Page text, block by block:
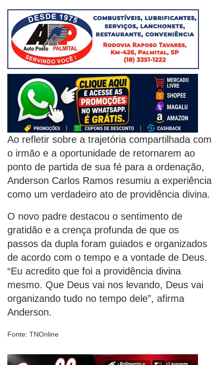
Ao refletir sobre a trajetória compartilhada com
o irmão e a oportunidade de retornarem ao
ponto de partida de sua fé para a ordenação,
Anderson Carlos Ramos resumiu a experiência
como um verdadeiro ato de providência divina.
O novo padre destacou o sentimento de
gratidão e a crença profunda de que os
passos da dupla foram guiados e organizados
de acordo com o tempo e a vontade de Deus.
“Eu acredito que foi a providência divina
mesmo. Que Deus vai nos levando, Deus vai
organizando tudo no tempo dele”, afirma
Anderson.
Fonte: TNOnline